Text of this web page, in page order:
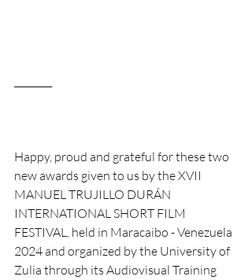
Happy, proud and grateful for these two
new awards given to us by the XVII
MANUEL TRUJILLO DURÁN
INTERNATIONAL SHORT FILM
FESTIVAL, held in Maracaibo - Venezuela
2024 and organized by the University of
Zulia through its Audiovisual Training